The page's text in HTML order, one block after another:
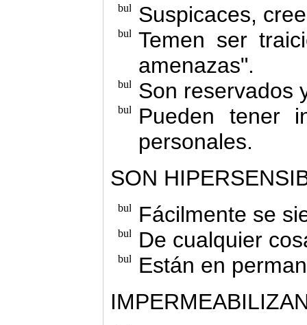
Suspicaces,
Temen ser
amenazas".
Son reservados
Pueden tener
personales.
SON
Fácilmente se
De cualquier
Están en